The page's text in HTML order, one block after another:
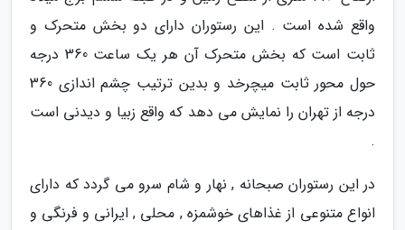
واقع شده است . این رستوران دارای دو بخش متحرک و
ثابت است که بخش متحرک آن هر یک ساعت 360 درجه
حول محور ثابت میچرخد و بدین ترتیب چشم اندازی 360
درجه از تهران را نمایش می دهد که واقع زبیا و دیدنی است
.
در این رستوران صبحانه , نهار و شام سرو می گردد که دارای
انواع متنوعی از غذاهای خوشمزه , محلی , ایرانی و فرنگی و